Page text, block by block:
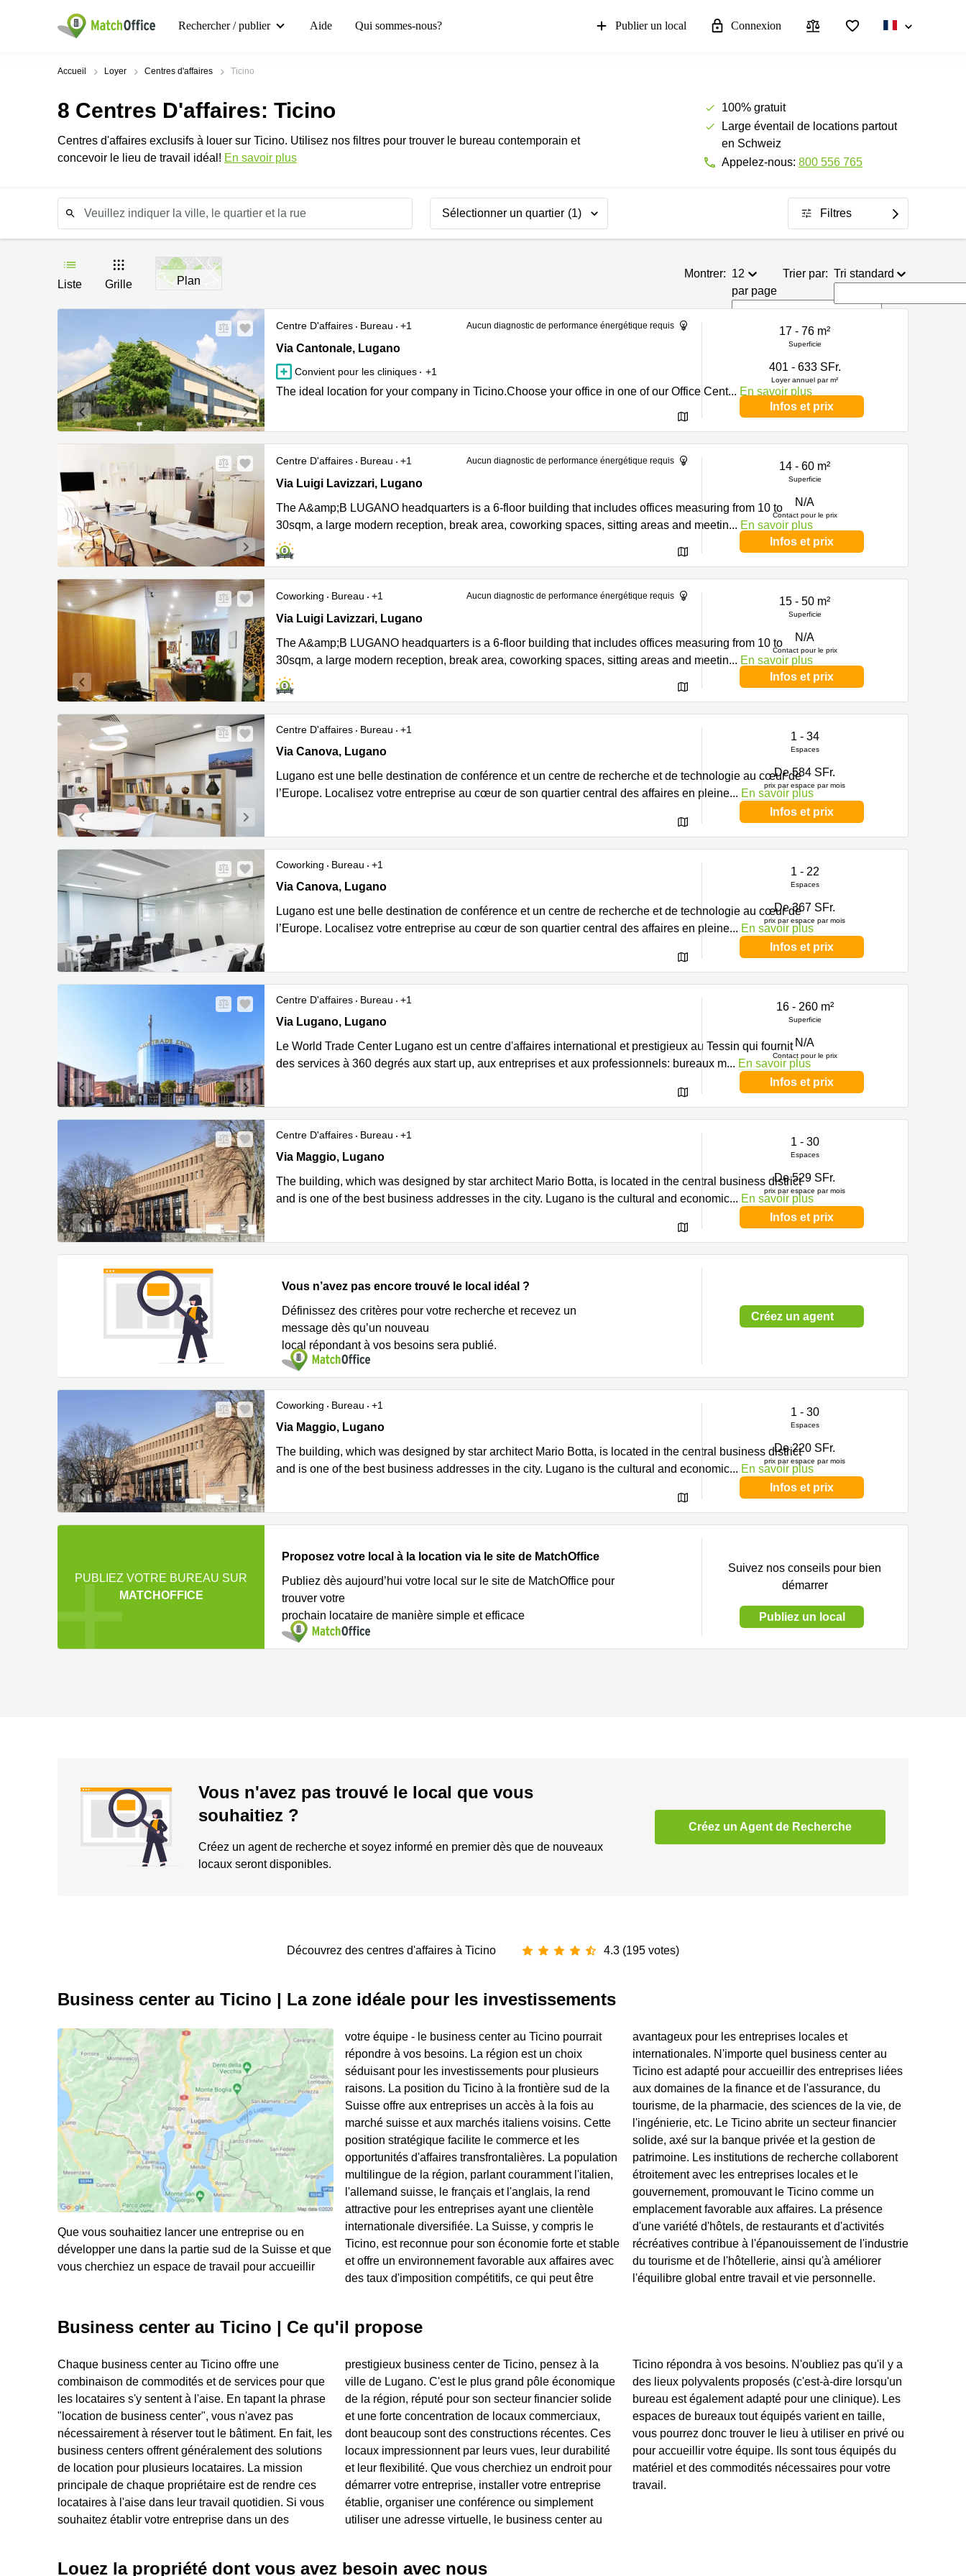
Rechercher / publier Aide Qui sommes-nous? Publier un local Connexion
Accueil Loyer Centres d'affaires Ticino
8 Centres D'affaires: Ticino
Centres d'affaires exclusifs à louer sur Ticino. Utilisez nos filtres pour trouver le bureau contemporain et
concevoir le lieu de travail idéal! En savoir plus
100% gratuit
Large éventail de locations partout
en Schweiz
Appelez-nous: 800 556 765
Sélectionner un quartier (1) Filtres
Liste Grille Plan
Montrer: 12
par page
Trier par: Tri standard
Centre D'affaires Bureau +1 Aucun diagnostic de performance énergétique requis
Via Cantonale 4, Lugano
Via Cantonale, Lugano
Convient pour les cliniques +1
The ideal location for your company in Ticino.Choose your office in one of our Office Cent... En savoir plus
17 - 76 m²
Superficie
401 - 633 SFr.
Loyer annuel par m²
Infos et prix
Centre D'affaires Bureau +1 Aucun diagnostic de performance énergétique requis
Via Lavizzari 4, Lugano
Via Luigi Lavizzari, Lugano
The A&amp;B LUGANO headquarters is a 6-floor building that includes offices measuring from 10 to
30sqm, a large modern reception, break area, coworking spaces, sitting areas and meetin... En savoir plus
14 - 60 m²
Superficie
N/A
Contact pour le prix
Infos et prix
Coworking Bureau +1 Aucun diagnostic de performance énergétique requis
Via Lavizzari 4, Lugano
Via Luigi Lavizzari, Lugano
The A&amp;B LUGANO headquarters is a 6-floor building that includes offices measuring from 10 to
30sqm, a large modern reception, break area, coworking spaces, sitting areas and meetin... En savoir plus
15 - 50 m²
Superficie
N/A
Contact pour le prix
Infos et prix
Centre D'affaires Bureau
+1
Via Canova 15, Lugano
Via Canova, Lugano
Lugano est une belle destination de conférence et un centre de recherche et de technologie au cœur de
l’Europe. Localisez votre entreprise au cœur de son quartier central des affaires en pleine... En savoir plus
1 - 34
Espaces
De 584 SFr.
prix par espace par mois
Infos et prix
Coworking Bureau
+1
Via Canova 15, Lugano
Via Canova, Lugano
Lugano est une belle destination de conférence et un centre de recherche et de technologie au cœur de
l’Europe. Localisez votre entreprise au cœur de son quartier central des affaires en pleine... En savoir plus
1 - 22
Espaces
De 367 SFr.
prix par espace par mois
Infos et prix
Centre D'affaires Bureau
+1
Via Lugano 13, Lugano
Via Lugano, Lugano
Le World Trade Center Lugano est un centre d'affaires international et prestigieux au Tessin qui fournit
des services à 360 degrés aux start up, aux entreprises et aux professionnels: bureaux m... En savoir plus
16 - 260 m²
Superficie
N/A
Contact pour le prix
Infos et prix
Centre D'affaires Bureau
+1
Via Maggio 1 C, Lugano
Via Maggio, Lugano
The building, which was designed by star architect Mario Botta, is located in the central business district
and is one of the best business addresses in the city. Lugano is the cultural and economic... En savoir plus
1 - 30
Espaces
De 529 SFr.
prix par espace par mois
Infos et prix
Vous n’avez pas encore trouvé le local idéal ?
Définissez des critères pour votre recherche et recevez un
message dès qu’un nouveau
local répondant à vos besoins sera publié.
Créez un agent
Coworking Bureau
+1
Via Maggio 1 C, Lugano
Via Maggio, Lugano
The building, which was designed by star architect Mario Botta, is located in the central business district
and is one of the best business addresses in the city. Lugano is the cultural and economic... En savoir plus
1 - 30
Espaces
De 220 SFr.
prix par espace par mois
Infos et prix
PUBLIEZ VOTRE BUREAU SUR
MATCHOFFICE
Proposez votre local à la location via le site de MatchOffice
Publiez dès aujourd’hui votre local sur le site de MatchOffice pour
trouver votre
prochain locataire de manière simple et efficace
Suivez nos conseils pour bien
démarrer
Publiez un local
Vous n'avez pas trouvé le local que vous
souhaitiez ?
Créez un agent de recherche et soyez informé en premier dès que de nouveaux
locaux seront disponibles.
Créez un Agent de Recherche
Découvrez des centres d'affaires à Ticino 4.3 (195 votes)
Business center au Ticino | La zone idéale pour les investissements
Que vous souhaitiez lancer une entreprise ou en
développer une dans la partie sud de la Suisse et que
vous cherchiez un espace de travail pour accueillir
votre équipe - le business center au Ticino pourrait
répondre à vos besoins. La région est un choix
séduisant pour les investissements pour plusieurs
raisons. La position du Ticino à la frontière sud de la
Suisse offre aux entreprises un accès à la fois au
marché suisse et aux marchés italiens voisins. Cette
position stratégique facilite le commerce et les
opportunités d'affaires transfrontalières. La population
multilingue de la région, parlant couramment l'italien,
l'allemand suisse, le français et l'anglais, la rend
attractive pour les entreprises ayant une clientèle
internationale diversifiée. La Suisse, y compris le
Ticino, est reconnue pour son économie forte et stable
et offre un environnement favorable aux affaires avec
des taux d'imposition compétitifs, ce qui peut être
avantageux pour les entreprises locales et
internationales. N'importe quel business center au
Ticino est adapté pour accueillir des entreprises liées
aux domaines de la finance et de l'assurance, du
tourisme, de la pharmacie, des sciences de la vie, de
l'ingénierie, etc. Le Ticino abrite un secteur financier
solide, axé sur la banque privée et la gestion de
patrimoine. Les institutions de recherche collaborent
étroitement avec les entreprises locales et le
gouvernement, promouvant le Ticino comme un
emplacement favorable aux affaires. La présence
d'une variété d'hôtels, de restaurants et d'activités
récréatives contribue à l'épanouissement de l'industrie
du tourisme et de l'hôtellerie, ainsi qu'à améliorer
l'équilibre global entre travail et vie personnelle.
Business center au Ticino | Ce qu'il propose
Chaque business center au Ticino offre une
combinaison de commodités et de services pour que
les locataires s'y sentent à l'aise. En tapant la phrase
"location de business center", vous n'avez pas
nécessairement à réserver tout le bâtiment. En fait, les
business centers offrent généralement des solutions
de location pour plusieurs locataires. La mission
principale de chaque propriétaire est de rendre ces
locataires à l'aise dans leur travail quotidien. Si vous
souhaitez établir votre entreprise dans un des
prestigieux business center de Ticino, pensez à la
ville de Lugano. C'est le plus grand pôle économique
de la région, réputé pour son secteur financier solide
et une forte concentration de locaux commerciaux,
dont beaucoup sont des constructions récentes. Ces
locaux impressionnent par leurs vues, leur durabilité
et leur flexibilité. Que vous cherchiez un endroit pour
démarrer votre entreprise, installer votre entreprise
établie, organiser une conférence ou simplement
utiliser une adresse virtuelle, le business center au
Ticino répondra à vos besoins. N'oubliez pas qu'il y a
des lieux polyvalents proposés (c'est-à-dire lorsqu'un
bureau est également adapté pour une clinique). Les
espaces de bureaux tout équipés varient en taille,
vous pourrez donc trouver le lieu à utiliser en privé ou
pour accueillir votre équipe. Ils sont tous équipés du
matériel et des commodités nécessaires pour votre
travail.
Louez la propriété dont vous avez besoin avec nous